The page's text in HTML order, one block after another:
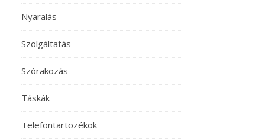
Nyaralás
Szolgáltatás
Szórakozás
Táskák
Telefontartozékok